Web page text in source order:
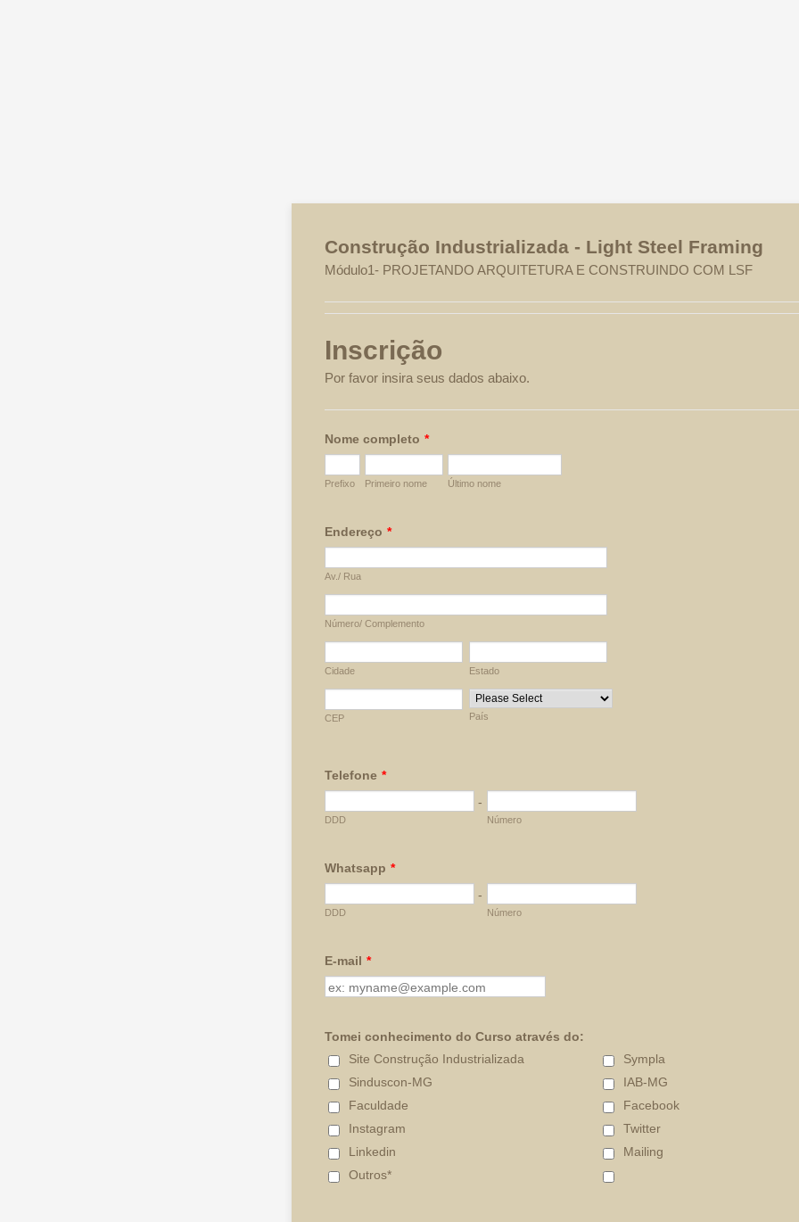
Construção Industrializada - Light Steel Framing
Módulo1- PROJETANDO ARQUITETURA E CONSTRUINDO COM LSF
Inscrição
Por favor insira seus dados abaixo.
Nome completo *
Prefixo Primeiro nome Último nome
Endereço *
Av./ Rua
Número/ Complemento
Cidade Estado
CEP País
Telefone *
-
DDD Número
Whatsapp *
-
DDD Número
E-mail *
Tomei conhecimento do Curso através do:
Site Construção Industrializada
Sympla
Sinduscon-MG
IAB-MG
Faculdade
Facebook
Instagram
Twitter
Linkedin
Mailing
Outros*